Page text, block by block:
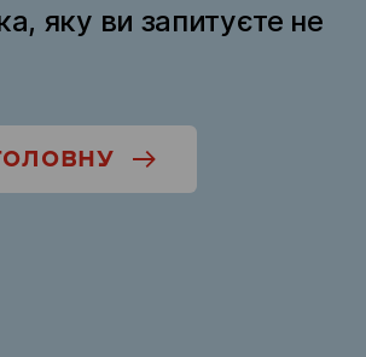
яку ви запитуєте не